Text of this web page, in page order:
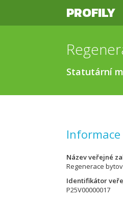
PROFILY
Statutární
Informace
Název veřejné
Regenerace
Identifikátor
P25V00000017